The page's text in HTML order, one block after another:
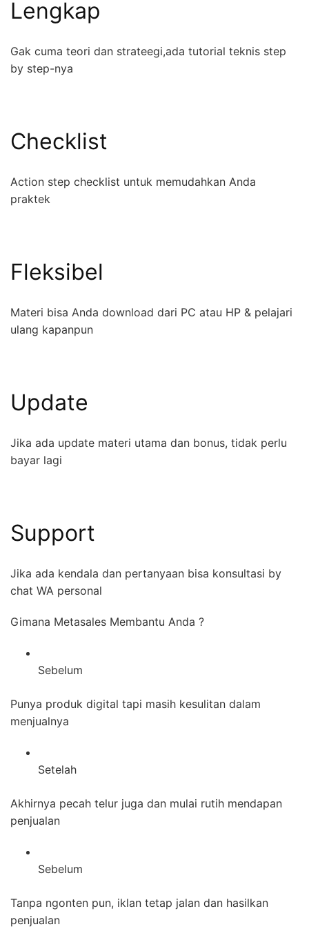
Lengkap
Gak cuma teori dan strateegi,ada tutorial teknis step
by step-nya
Checklist
Action step checklist untuk memudahkan Anda
praktek
Fleksibel
Materi bisa Anda download dari PC atau HP & pelajari
ulang kapanpun
Update
Jika ada update materi utama dan bonus, tidak perlu
bayar lagi
Support
Jika ada kendala dan pertanyaan bisa konsultasi by
chat WA personal
Gimana Metasales Membantu Anda ?
Sebelum
Punya produk digital tapi masih kesulitan dalam
menjualnya
Setelah
Akhirnya pecah telur juga dan mulai rutih mendapan
penjualan
Sebelum
Tanpa ngonten pun, iklan tetap jalan dan hasilkan
penjualan